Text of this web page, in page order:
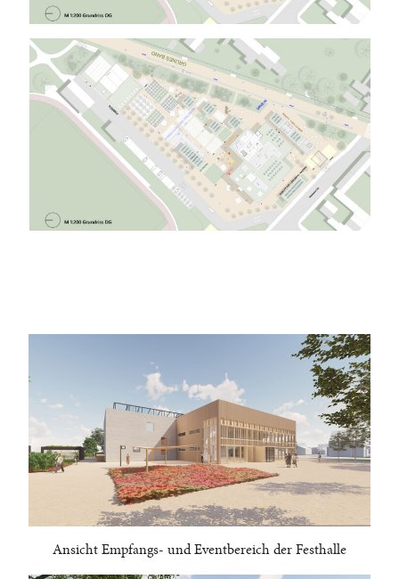
Ansicht Empfangs- und Eventbereich der Festhalle